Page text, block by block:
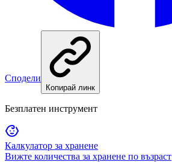
Сподели
Копирай линк
Безплатен инструмент
Калкулатор за хранене
Вижте количества за хранене по възраст